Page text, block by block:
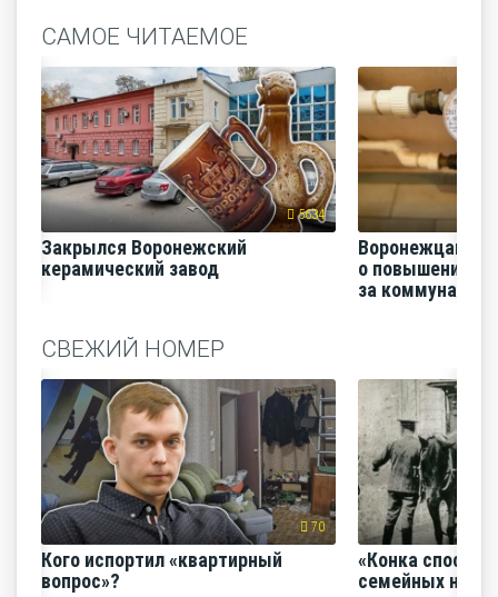
САМОЕ ЧИТАЕМОЕ
5634
Закрылся Воронежский
керамический завод
Воронежцам
о повышении
за
СВЕЖИЙ НОМЕР
70
Кого испортил «квартирный
вопрос»?
«Конка
семейных